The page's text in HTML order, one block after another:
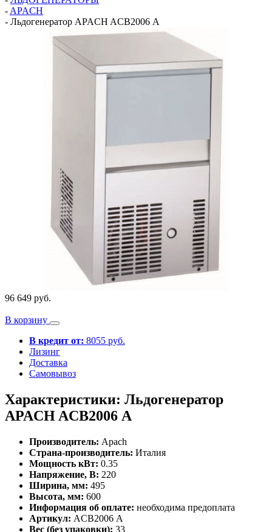
- APACH
- Льдогенератор APACH ACB2006 А
96 649 руб.
В корзину
В кредит от: 8055 руб.
Лизинг
Доставка
Самовывоз
Характеристики: Льдогенератор
APACH ACB2006 А
Производитель: Apach
Страна-производитель: Италия
Мощность кВт: 0.35
Напряжение, В: 220
Ширина, мм: 495
Высота, мм: 600
Информация об оплате: необходима предоплата
Артикул: ACB2006 А
Вес (без упаковки): 33